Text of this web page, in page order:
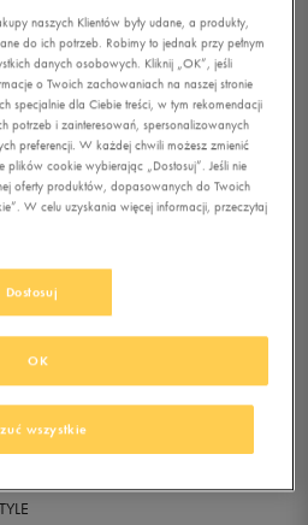
naszych Klientów były udane, a produkty,
do ich potrzeb. Robimy to jednak przy pełnym
danych osobowych. Kliknij „OK”, jeśli
o Twoich zachowaniach na naszej stronie
specjalnie dla Ciebie treści, w tym rekomendacji
potrzeb i zainteresowań, spersonalizowanych
preferencji. W każdej chwili możesz zmienić
cookie wybierając „Dostosuj”. Jeśli nie
oferty produktów, dopasowanych do Twoich
W celu uzyskania więcej informacji, przeczytaj
Dostosuj
wszystkie
OK